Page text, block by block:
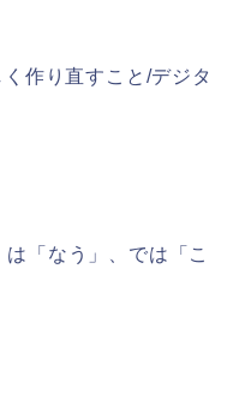
作り直すこと/デジタ
「なう」、では「こ